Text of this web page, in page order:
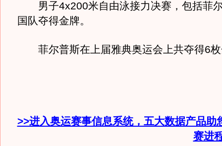
男子4x200米自由泳接力决赛，包括菲
国队夺得金牌。
菲尔普斯在上届雅典奥运会上共夺得6枚
>>进入奥运赛事信息系统，五大数据产品助
赛进